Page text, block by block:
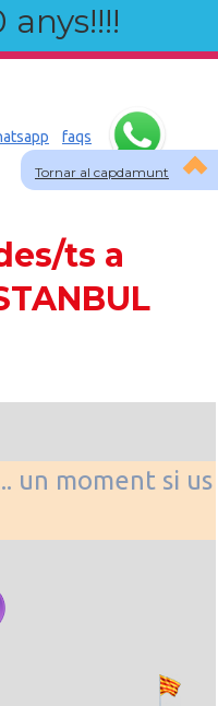
Tornar al capdamunt
faqs
ts a
un moment si us